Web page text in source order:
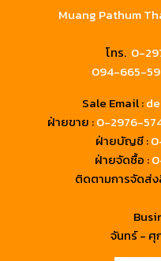
Muang Pathum
โทร. 0-
094-665-
Sale Email :
ฝ่ายขาย :0-2976-
ฝ่ายบัญชี :
ฝ่ายจัดซื้อ :
ติดตามการจัดส่
จันทร์ - ศุ